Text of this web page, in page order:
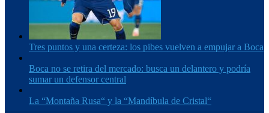
Tres puntos y una certeza: los pibes vuelven a empujar a Boca
Boca no se retira del mercado: busca un delantero y podría
sumar un defensor central
La “Montaña Rusa“ y la “Mandíbula de Cristal“